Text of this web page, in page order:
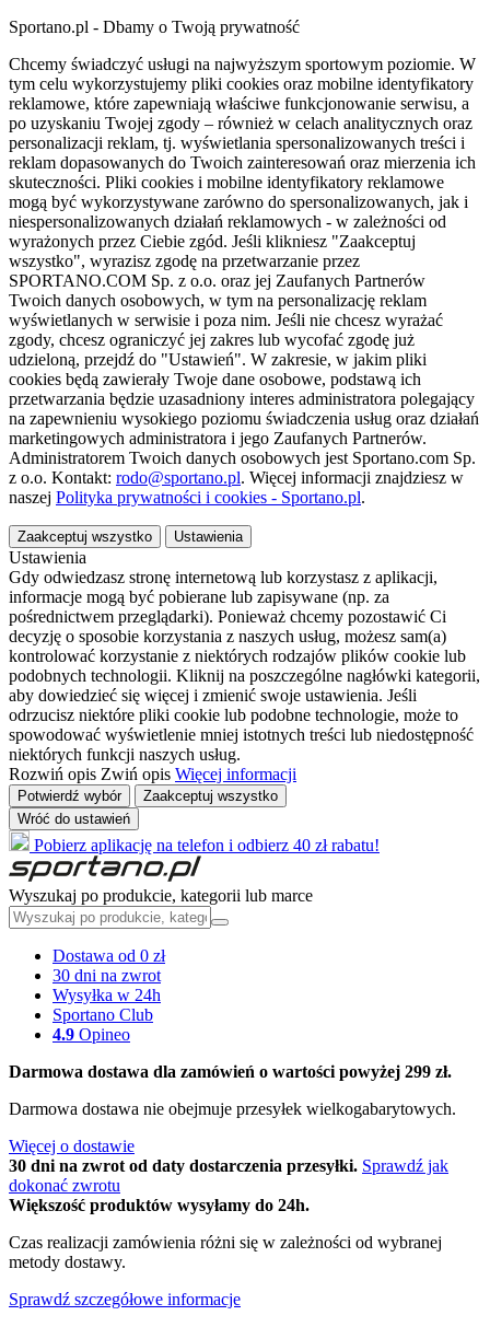
Sportano.pl - Dbamy o Twoją prywatność
Chcemy świadczyć usługi na najwyższym sportowym poziomie. W
tym celu wykorzystujemy pliki cookies oraz mobilne identyfikatory
reklamowe, które zapewniają właściwe funkcjonowanie serwisu, a
po uzyskaniu Twojej zgody – również w celach analitycznych oraz
personalizacji reklam, tj. wyświetlania spersonalizowanych treści i
reklam dopasowanych do Twoich zainteresowań oraz mierzenia ich
skuteczności. Pliki cookies i mobilne identyfikatory reklamowe
mogą być wykorzystywane zarówno do spersonalizowanych, jak i
niespersonalizowanych działań reklamowych - w zależności od
wyrażonych przez Ciebie zgód. Jeśli klikniesz "Zaakceptuj
wszystko", wyrazisz zgodę na przetwarzanie przez
SPORTANO.COM Sp. z o.o. oraz jej Zaufanych Partnerów
Twoich danych osobowych, w tym na personalizację reklam
wyświetlanych w serwisie i poza nim. Jeśli nie chcesz wyrażać
zgody, chcesz ograniczyć jej zakres lub wycofać zgodę już
udzieloną, przejdź do "Ustawień". W zakresie, w jakim pliki
cookies będą zawierały Twoje dane osobowe, podstawą ich
przetwarzania będzie uzasadniony interes administratora polegający
na zapewnieniu wysokiego poziomu świadczenia usług oraz działań
marketingowych administratora i jego Zaufanych Partnerów.
Administratorem Twoich danych osobowych jest Sportano.com Sp.
z o.o. Kontakt: rodo@sportano.pl. Więcej informacji znajdziesz w
naszej Polityka prywatności i cookies - Sportano.pl.
Zaakceptuj wszystko Ustawienia
Ustawienia
Gdy odwiedzasz stronę internetową lub korzystasz z aplikacji,
informacje mogą być pobierane lub zapisywane (np. za
pośrednictwem przeglądarki). Ponieważ chcemy pozostawić Ci
decyzję o sposobie korzystania z naszych usług, możesz sam(a)
kontrolować korzystanie z niektórych rodzajów plików cookie lub
podobnych technologii. Kliknij na poszczególne nagłówki kategorii,
aby dowiedzieć się więcej i zmienić swoje ustawienia. Jeśli
odrzucisz niektóre pliki cookie lub podobne technologie, może to
spowodować wyświetlenie mniej istotnych treści lub niedostępność
niektórych funkcji naszych usług.
Rozwiń opis Zwiń opis Więcej informacji
Potwierdź wybór
Zaakceptuj wszystko
Wróć do ustawień
Pobierz aplikację na telefon i odbierz 40 zł rabatu!
Wyszukaj po produkcie, kategorii lub marce
Dostawa od 0 zł
30 dni na zwrot
Wysyłka w 24h
Sportano Club
4.9 Opineo
Darmowa dostawa dla zamówień o wartości powyżej 299 zł.
Darmowa dostawa nie obejmuje przesyłek wielkogabarytowych.
Więcej o dostawie
30 dni na zwrot od daty dostarczenia przesyłki. Sprawdź jak
dokonać zwrotu
Większość produktów wysyłamy do 24h.
Czas realizacji zamówienia różni się w zależności od wybranej
metody dostawy.
Sprawdź szczegółowe informacje